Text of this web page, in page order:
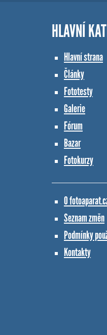
HLAVNÍ
Hlavní strana
Články
Fototesty
Galerie
Fórum
Bazar
Fotokurzy
O
Seznam změn
Podmínky
Kontakty